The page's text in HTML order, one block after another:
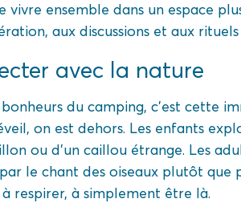
vivre ensemble dans un espace
aux discussions et aux
avec la nature
bonheurs du camping, c’est cette
on est dehors. Les enfants
ou d’un caillou étrange. Les
le chant des oiseaux plutôt que
respirer, à simplement être là.